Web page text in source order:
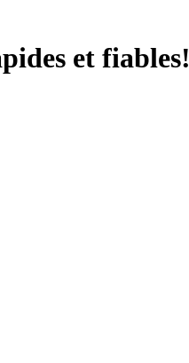
et fiables!